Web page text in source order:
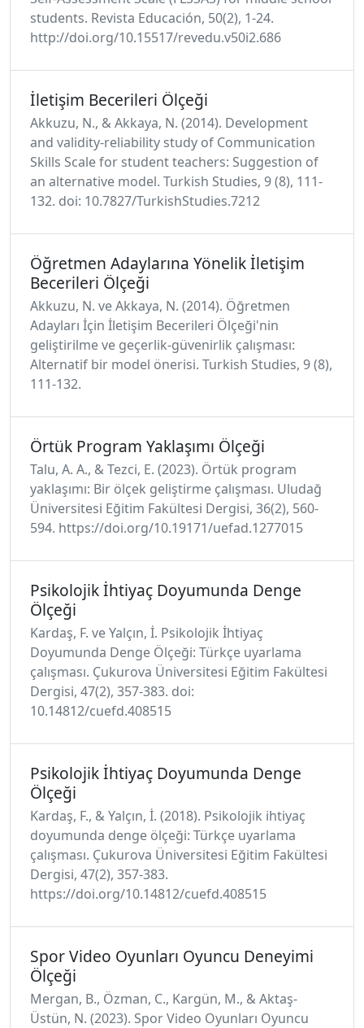
students. Revista Educación, 50(2), 1-24.
http://doi.org/10.15517/revedu.v50i2.686
İletişim Becerileri Ölçeği
Akkuzu, N., & Akkaya, N. (2014). Development
and validity-reliability study of Communication
Skills Scale for student teachers: Suggestion of
an alternative model. Turkish Studies, 9 (8), 111-
132. doi: 10.7827/TurkishStudies.7212
Öğretmen Adaylarına Yönelik İletişim
Becerileri Ölçeği
Akkuzu, N. ve Akkaya, N. (2014). Öğretmen
Adayları İçin İletişim Becerileri Ölçeği'nin
geliştirilme ve geçerlik-güvenirlik çalışması:
Alternatif bir model önerisi. Turkish Studies, 9 (8),
111-132.
Örtük Program Yaklaşımı Ölçeği
Talu, A. A., & Tezci, E. (2023). Örtük program
yaklaşımı: Bir ölçek geliştirme çalışması. Uludağ
Üniversitesi Eğitim Fakültesi Dergisi, 36(2), 560-
594. https://doi.org/10.19171/uefad.1277015
Psikolojik İhtiyaç Doyumunda Denge
Ölçeği
Kardaş, F. ve Yalçın, İ. Psikolojik İhtiyaç
Doyumunda Denge Ölçeği: Türkçe uyarlama
çalışması. Çukurova Üniversitesi Eğitim Fakültesi
Dergisi, 47(2), 357-383. doi:
10.14812/cuefd.408515
Psikolojik İhtiyaç Doyumunda Denge
Ölçeği
Kardaş, F., & Yalçın, İ. (2018). Psikolojik ihtiyaç
doyumunda denge ölçeği: Türkçe uyarlama
çalışması. Çukurova Üniversitesi Eğitim Fakültesi
Dergisi, 47(2), 357-383.
https://doi.org/10.14812/cuefd.408515
Spor Video Oyunları Oyuncu Deneyimi
Ölçeği
Mergan, B., Özman, C., Kargün, M., & Aktaş-
Üstün, N. (2023). Spor Video Oyunları Oyuncu